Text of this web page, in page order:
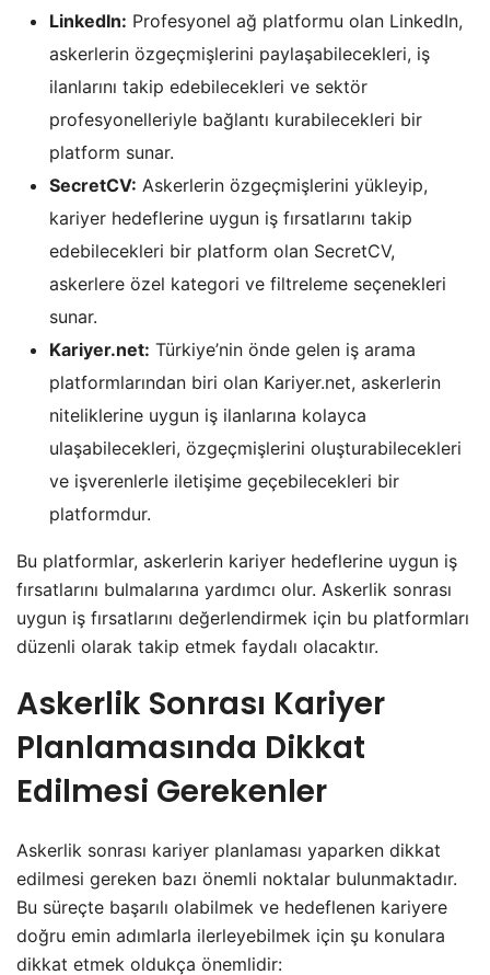
LinkedIn: Profesyonel ağ platformu olan LinkedIn,
askerlerin özgeçmişlerini paylaşabilecekleri, iş
ilanlarını takip edebilecekleri ve sektör
profesyonelleriyle bağlantı kurabilecekleri bir
platform sunar.
SecretCV: Askerlerin özgeçmişlerini yükleyip,
kariyer hedeflerine uygun iş fırsatlarını takip
edebilecekleri bir platform olan SecretCV,
askerlere özel kategori ve filtreleme seçenekleri
sunar.
Kariyer.net: Türkiye’nin önde gelen iş arama
platformlarından biri olan Kariyer.net, askerlerin
niteliklerine uygun iş ilanlarına kolayca
ulaşabilecekleri, özgeçmişlerini oluşturabilecekleri
ve işverenlerle iletişime geçebilecekleri bir
platformdur.
Bu platformlar, askerlerin kariyer hedeflerine uygun iş
fırsatlarını bulmalarına yardımcı olur. Askerlik sonrası
uygun iş fırsatlarını değerlendirmek için bu platformları
düzenli olarak takip etmek faydalı olacaktır.
Askerlik Sonrası Kariyer
Planlamasında Dikkat
Edilmesi Gerekenler
Askerlik sonrası kariyer planlaması yaparken dikkat
edilmesi gereken bazı önemli noktalar bulunmaktadır.
Bu süreçte başarılı olabilmek ve hedeflenen kariyere
doğru emin adımlarla ilerleyebilmek için şu konulara
dikkat etmek oldukça önemlidir: